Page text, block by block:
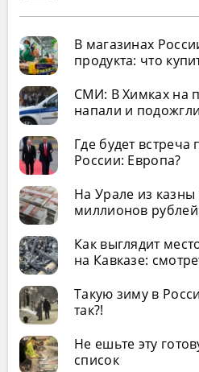
В магазинах
продукта: что
СМИ: В Химках на
напали и
Где будет
России: Европа?
На Урале из
миллионов рублей
Как выглядит
на Кавказе:
Такую зиму в
так?!
Не ешьте эту
список